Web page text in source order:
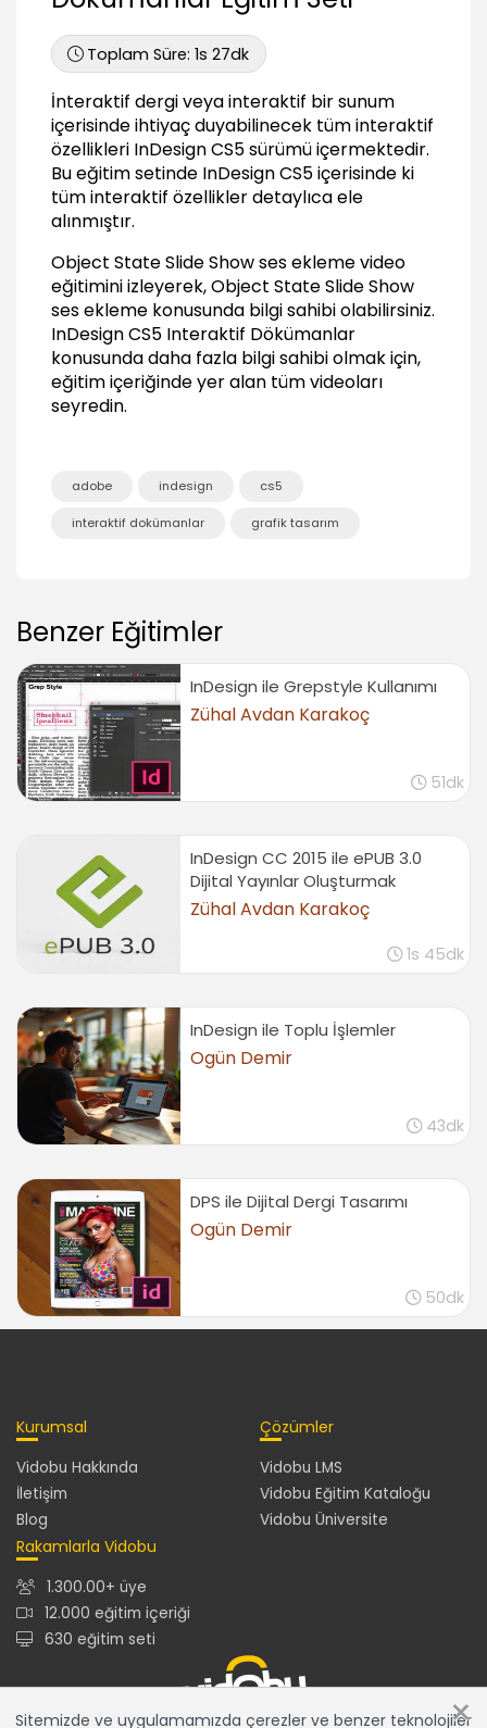
Animasyon (Animation)
Uygulanabilen animasyon teknikleri
04:57
Nesnelere animasyonlar uygulamak
07:36
Motion Path ile animasyon yönünü belirlemek
02:38
Timing paneli ile zamanlamayı düzenlemek
Butonlar ile animasyonları yönetmek
03:36
Geçiş Animasyonları (Object State)
Geçiş Animasyonları oluşturma (Object State)
03:15
06:20
ekleme
Çıkış (Export)
İnteraktif PDF için export
03:31
Flash Player (SWF) için export
02:17
Diğer formatlara export
01:15
Sonuç
Sonuç
00:32
Toplam Süre:1s 27dk
İnteraktif dergi veya interaktif bir sunum
içerisinde ihtiyaç duyabilinecek tüm interaktif
özellikleri InDesign CS5 sürümü içermektedir.
Bu eğitim setinde InDesign CS5 içerisinde ki
tüm interaktif özellikler detaylıca ele
alınmıştır.
Object State Slide Show ses ekleme video
eğitimini izleyerek, Object State Slide Show
ses ekleme konusunda bilgi sahibi olabilirsiniz.
InDesign CS5 Interaktif Dökümanlar
konusunda daha fazla bilgi sahibi olmak için,
eğitim içeriğinde yer alan tüm videoları
seyredin.
adobe indesign cs5
interaktif dokümanlar grafik tasarım
Benzer Eğitimler
InDesign ile Grepstyle Kullanımı
Zühal Avdan Karakoç
51dk
InDesign CC 2015 ile ePUB 3.0
Dijital Yayınlar Oluşturmak
Zühal Avdan Karakoç
1s 45dk
InDesign ile Toplu İşlemler
Ogün Demir
43dk
DPS ile Dijital Dergi Tasarımı
Ogün Demir
50dk
Kurumsal
Vidobu Hakkında
İletişim
Blog
Çözümler
Vidobu LMS
Vidobu Eğitim Kataloğu
Vidobu Üniversite
Rakamlarla Vidobu
1.300.00+ üye
12.000 eğitim içeriği
630 eğitim seti
×
Sitemizde ve uygulamamızda çerezler ve benzer teknolojiler